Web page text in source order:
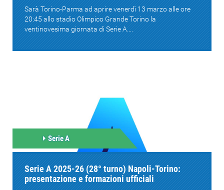
Sarà Torino-Parma ad aprire venerdì 13 marzo alle ore
20:45 allo stadio Olimpico Grande Torino la
ventinovesima giornata di Serie A....
Serie A
Serie A 2025-26 (28° turno) Napoli-Torino:
presentazione e formazioni ufficiali